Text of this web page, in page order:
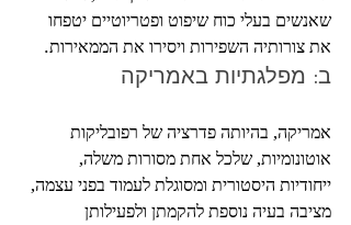
שאנשים בעלי כוח שיפוט ופטריוטיים יטפחו
את צורותיה השפירות ויסירו את הממאירות.
ב: מפלגתיות באמריקה
אמריקה, בהיותה פדרציה של רפובליקות
אוטונומיות, שלכל אחת מסורות משלה,
ייחודיות היסטורית ומסוגלת לעמוד בפני עצמה,
מציבה בעיה נוספת להקמתן ולפעילותן